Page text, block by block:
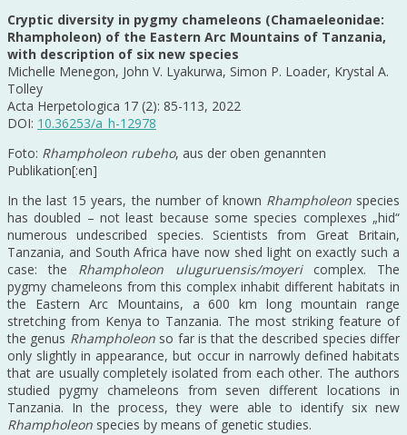
Cryptic diversity in pygmy chameleons (Chamaeleonidae:
Rhampholeon) of the Eastern Arc Mountains of Tanzania,
with description of six new species
Michelle Menegon, John V. Lyakurwa, Simon P. Loader, Krystal A.
Tolley
Acta Herpetologica 17 (2): 85-113, 2022
DOI: 10.36253/a_h-12978
Foto: Rhampholeon rubeho, aus der oben genannten
Publikation[:en]
In the last 15 years, the number of known Rhampholeonspecies
has doubled – not least because some species complexes „hid“
numerous undescribed species. Scientists from Great Britain,
Tanzania, and South Africa have now shed light on exactly such a
case: the Rhampholeon uluguruensis/moyericomplex. The
pygmy chameleons from this complex inhabit different habitats in
the Eastern Arc Mountains, a 600 km long mountain range
stretching from Kenya to Tanzania. The most striking feature of
the genus Rhampholeonso far is that the described species differ
only slightly in appearance, but occur in narrowly defined habitats
that are usually completely isolated from each other. The authors
studied pygmy chameleons from seven different locations in
Tanzania. In the process, they were able to identify six new
Rhampholeon species by means of genetic studies.